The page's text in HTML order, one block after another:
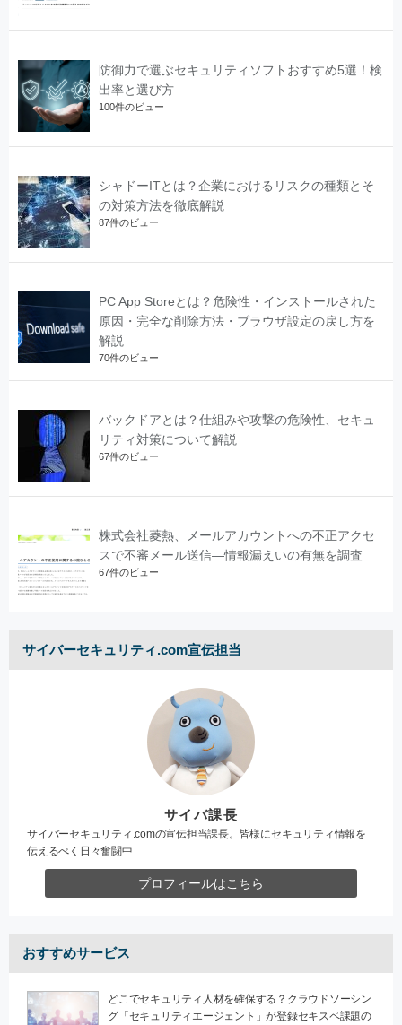
防御力で選ぶセキュリティソフトおすすめ5選！検
出率と選び方
100件のビュー
シャドーITとは？企業におけるリスクの種類とそ
の対策方法を徹底解説
87件のビュー
PC App Storeとは？危険性・インストールされた
原因・完全な削除方法・ブラウザ設定の戻し方を
解説
70件のビュー
バックドアとは？仕組みや攻撃の危険性、セキュ
リティ対策について解説
67件のビュー
株式会社菱熱、メールアカウントへの不正アクセ
スで不審メール送信―情報漏えいの有無を調査
67件のビュー
サイバーセキュリティ.com宣伝担当
サイバ課長
サイバーセキュリティ.comの宣伝担当課長。皆様にセキュリティ情報を
伝えるべく日々奮闘中
プロフィールはこちら
おすすめサービス
どこでセキュリティ人材を確保する？クラウドソーシン
グ「セキュリティエージェント」が登録セキスペ課題の